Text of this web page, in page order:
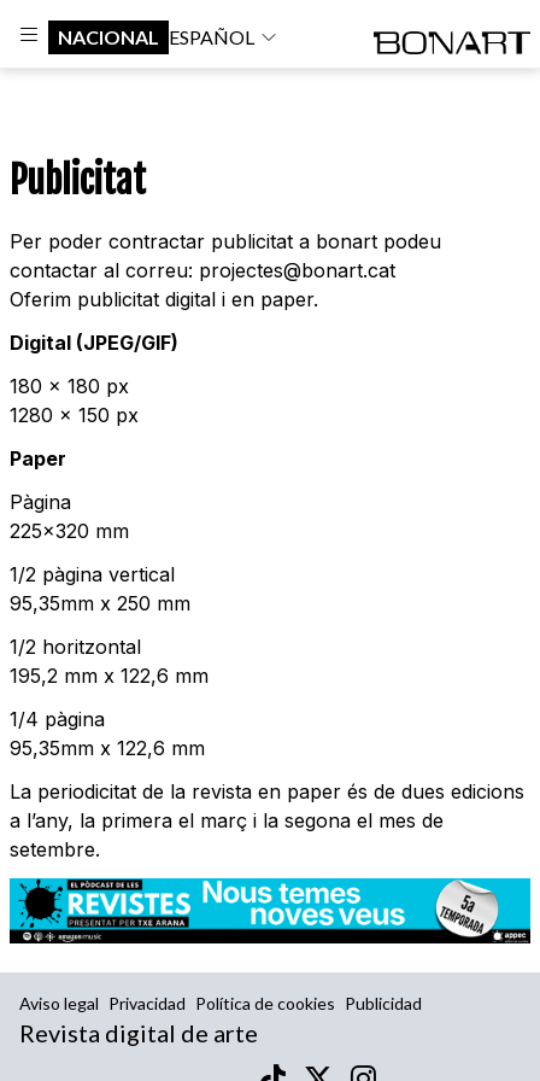
NACIONAL ESPAÑOL
Publicitat
Per poder contractar publicitat a bonart podeu
contactar al correu: projectes@bonart.cat
Oferim publicitat digital i en paper.
Digital (JPEG/GIF)
180 x 180 px
1280 x 150 px
Paper
Pàgina
225x320 mm
1/2 pàgina vertical
95,35mm x 250 mm
1/2 horitzontal
195,2 mm x 122,6 mm
1/4 pàgina
95,35mm x 122,6 mm
La periodicitat de la revista en paper és de dues edicions
a l’any, la primera el març i la segona el mes de
setembre.
Aviso legal Privacidad Política de cookies Publicidad
Revista digital de arte